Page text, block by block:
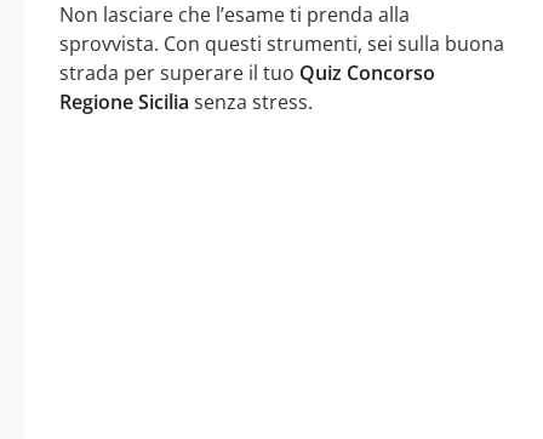
Non lasciare che l’esame ti prenda alla
sprovvista. Con questi strumenti, sei sulla buona
strada per superare il tuo Quiz Concorso
Regione Sicilia senza stress.